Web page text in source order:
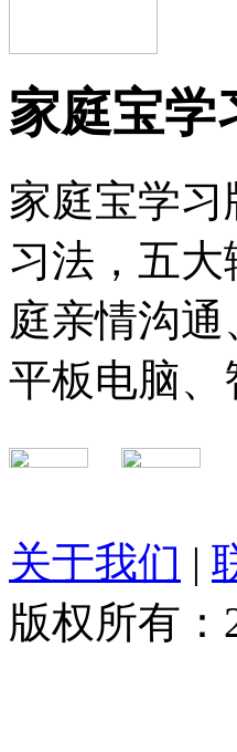
家庭宝学
家庭宝学
习法，五
庭亲情沟
平板电脑
关于我们 |
版权所有：